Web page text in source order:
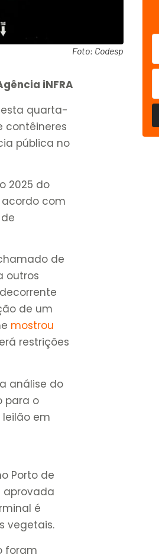
Foto: Codesp
iNFRA
quarta-
contêineres
pública no
2025 do
acordo com
de
outros
de um
mostrou
restrições
análise do
para o
em
Porto de
aprovada
é
vegetais.
foram